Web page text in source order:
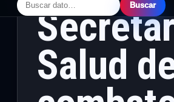
Buscar
Salud